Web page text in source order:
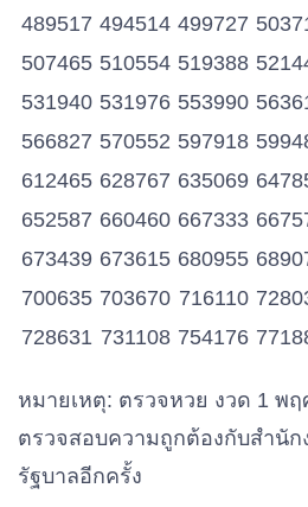
489517 494514 499727
507465 510554 519388
531940 531976 553990
566827 570552 597918
612465 628767 635069
652587 660460 667333
673439 673615 680955
700635 703670 716110
728631 731108 754176
811087 812420 813693
851899
905645
หมายเหตุ: ตรวจหวย งวด 1 พ
ตรวจสอบความถูกต้องกับสำนัก
รัฐบาลอีกครั้ง